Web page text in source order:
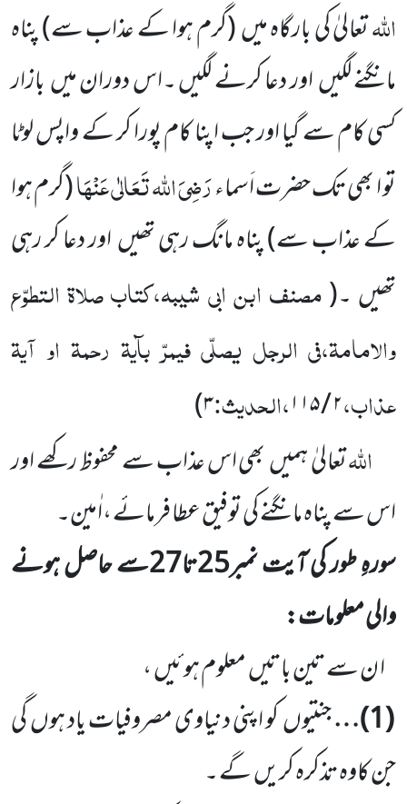
اللہتعالیٰ کی بارگاہ میں(گرم ہواکے عذاب سے)پناہ
مانگنے لگیںاور دعا کرنے لگیں ۔اس دورانمیںبازار
کسی کام سے گیا اور جب اپنا کام پورا کر کے واپس لوٹا
تو ا بھی تک حضرت اَسماءرَضِیَ اللہ تَعَالٰی عَنْہَا(گرم ہوا
کے عذاب سے)پناہ مانگ رہی تھیںاور دعا کر رہی
تھیں ۔(مصنف ابن ابی شیبہ،کتاب صلاۃ التطوّع
والامامۃ،فی الرجل یصلّی فیمرّ بآیۃ رحمۃ او آیۃ
عذاب،۲/۱۱۵،الحدیث:۳)
اللہتعالیٰ ہمیںبھی اس عذاب سے محفوظ رکھے اور
اس سے پناہ مانگنے کی توفیق عطا فرمائے ،اٰمین۔
سورہِ طور کی آیت نمبر25تا27سے حاصل ہونے
والی معلومات:
ا ن سے تین باتیںمعلوم ہوئیں،
(
1
)…جنتیوںکو اپنی دنیاوی مصروفیات یاد ہوںگی
جن کاوہ تذکرہ کریںگے ۔